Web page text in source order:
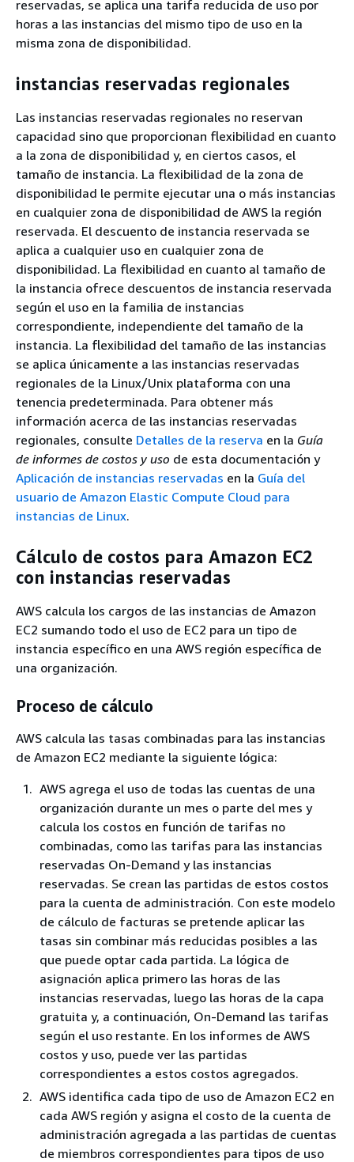
reservadas, se aplica una tarifa reducida de uso por
horas a las instancias del mismo tipo de uso en la
misma zona de disponibilidad.
instancias reservadas regionales
Las instancias reservadas regionales no reservan
capacidad sino que proporcionan flexibilidad en cuanto
a la zona de disponibilidad y, en ciertos casos, el
tamaño de instancia. La flexibilidad de la zona de
disponibilidad le permite ejecutar una o más instancias
en cualquier zona de disponibilidad de AWS la región
reservada. El descuento de instancia reservada se
aplica a cualquier uso en cualquier zona de
disponibilidad. La flexibilidad en cuanto al tamaño de
la instancia ofrece descuentos de instancia reservada
según el uso en la familia de instancias
correspondiente, independiente del tamaño de la
instancia. La flexibilidad del tamaño de las instancias
se aplica únicamente a las instancias reservadas
regionales de la Linux/Unix plataforma con una
tenencia predeterminada. Para obtener más
información acerca de las instancias reservadas
regionales, consulte Detalles de la reserva en la Guía
de informes de costos y uso de esta documentación y
Aplicación de instancias reservadas en la Guía del
usuario de Amazon Elastic Compute Cloud para
instancias de Linux.
Cálculo de costos para Amazon EC2
con instancias reservadas
AWS calcula los cargos de las instancias de Amazon
EC2 sumando todo el uso de EC2 para un tipo de
instancia específico en una AWS región específica de
una organización.
Proceso de cálculo
AWS calcula las tasas combinadas para las instancias
de Amazon EC2 mediante la siguiente lógica:
AWS agrega el uso de todas las cuentas de una
organización durante un mes o parte del mes y
calcula los costos en función de tarifas no
combinadas, como las tarifas para las instancias
reservadas On-Demand y las instancias
reservadas. Se crean las partidas de estos costos
para la cuenta de administración. Con este modelo
de cálculo de facturas se pretende aplicar las
tasas sin combinar más reducidas posibles a las
que puede optar cada partida. La lógica de
asignación aplica primero las horas de las
instancias reservadas, luego las horas de la capa
gratuita y, a continuación, On-Demand las tarifas
según el uso restante. En los informes de AWS
costos y uso, puede ver las partidas
correspondientes a estos costos agregados.
AWS identifica cada tipo de uso de Amazon EC2 en
cada AWS región y asigna el costo de la cuenta de
administración agregada a las partidas de cuentas
de miembros correspondientes para tipos de uso